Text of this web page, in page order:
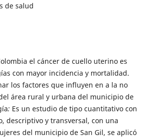
de salud
el cáncer de cuello uterino es
con mayor incidencia y mortalidad.
los factores que influyen en a la no
área rural y urbana del municipio de
: Es un estudio de tipo cuantitativo con
descriptivo y transversal, con una
del municipio de San Gil, se aplicó